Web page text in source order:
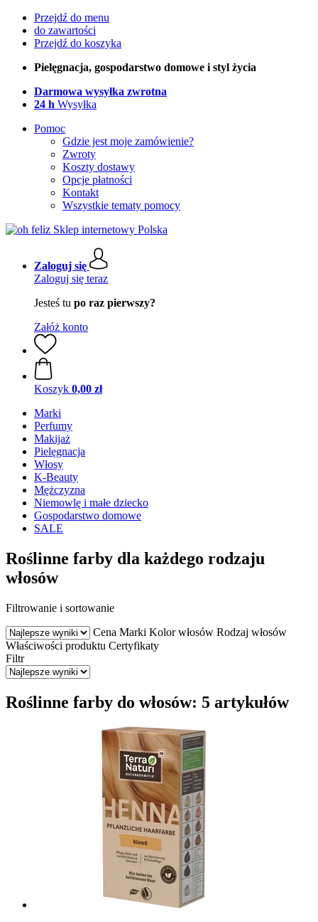
Przejdź do menu
do zawartości
Przejdź do koszyka
Pielęgnacja, gospodarstwo domowe i styl życia
Darmowa wysyłka zwrotna
24 h Wysyłka
Pomoc
Gdzie jest moje zamówienie?
Zwroty
Koszty dostawy
Opcje płatności
Kontakt
Wszystkie tematy pomocy
Zaloguj się
Zaloguj się teraz
Jesteś tu po raz pierwszy?
Załóż konto
Koszyk 0,00 zł
Marki
Perfumy
Makijaż
Pielęgnacja
Włosy
K-Beauty
Mężczyzna
Niemowlę i małe dziecko
Gospodarstwo domowe
SALE
Roślinne farby dla każdego rodzaju
włosów
Filtrowanie i sortowanie
Cena Marki Kolor włosów Rodzaj włosów
Właściwości produktu Certyfikaty
Filtr
Roślinne farby do włosów: 5 artykułów